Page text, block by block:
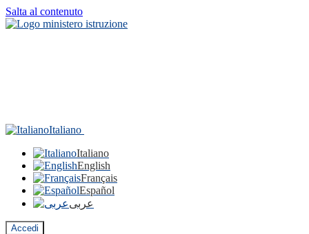
Salta al contenuto
Italiano
Italiano
English
Français
Español
عربى
Accedi